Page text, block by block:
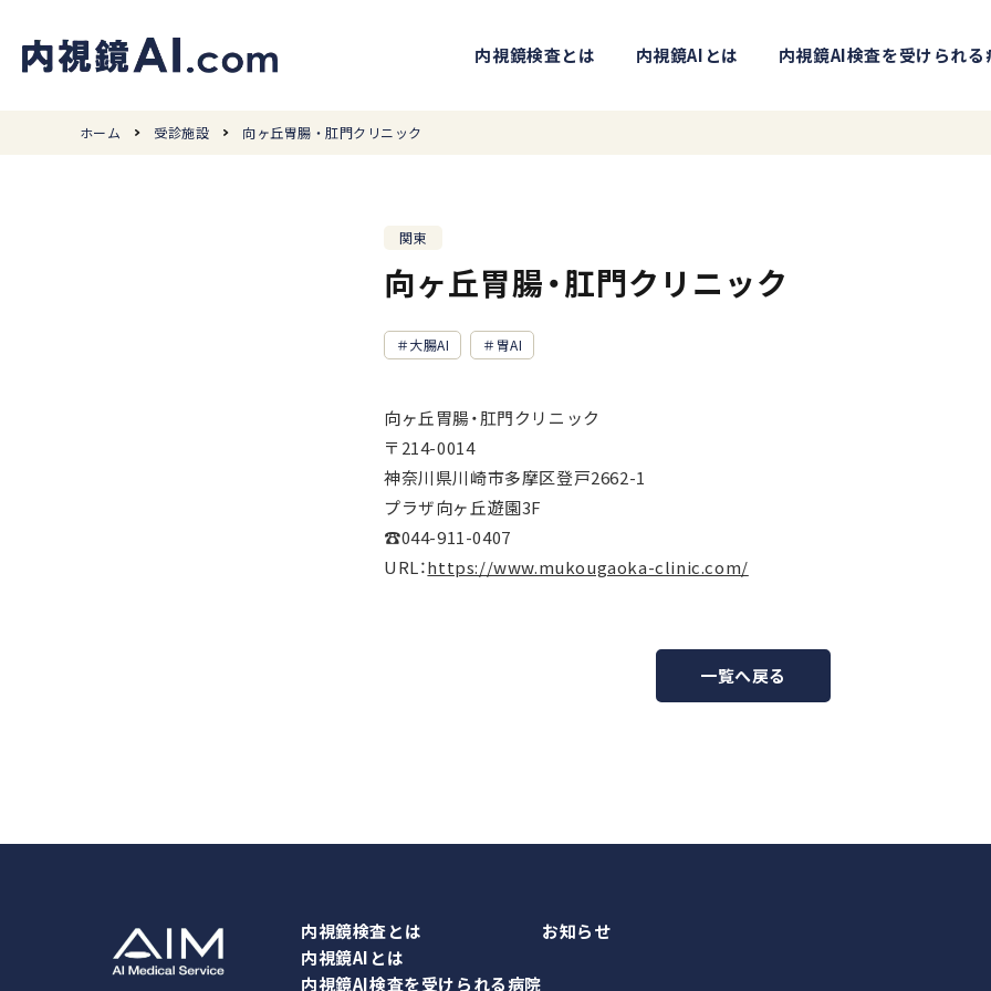
内視鏡検査とは 内視鏡AIとは 内視鏡AI検査を受けられる
ホーム 受診施設 向ヶ丘胃腸・肛門クリニック
関東
向ヶ丘胃腸・肛門クリニック
大腸AI 胃AI
向ヶ丘胃腸・肛門クリニック
〒214-0014
神奈川県川崎市多摩区登戸2662-1
プラザ向ヶ丘遊園3F
☎044-911-0407
URL：https://www.mukougaoka-clinic.com/
一覧へ戻る
内視鏡検査とは
内視鏡AIとは
内視鏡AI検査を受けられる病院
お知らせ